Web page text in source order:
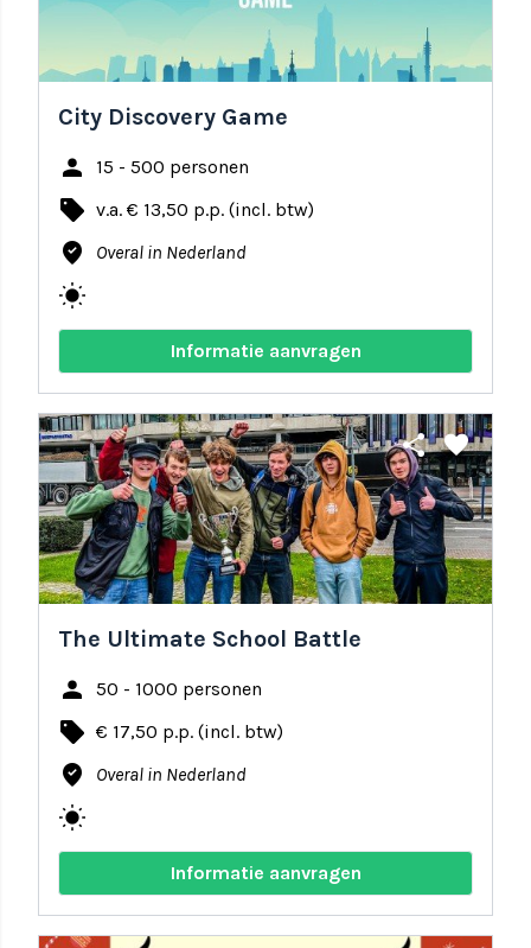
City Discovery Game
person 15 - 500 personen
local_offer v.a. € 13,50 p.p. (incl. btw)
where_to_vote Overal in Nederland
wb_sunny
Informatie aanvragen
share favorite
The Ultimate School Battle
person 50 - 1000 personen
local_offer € 17,50 p.p. (incl. btw)
where_to_vote Overal in Nederland
wb_sunny
Informatie aanvragen